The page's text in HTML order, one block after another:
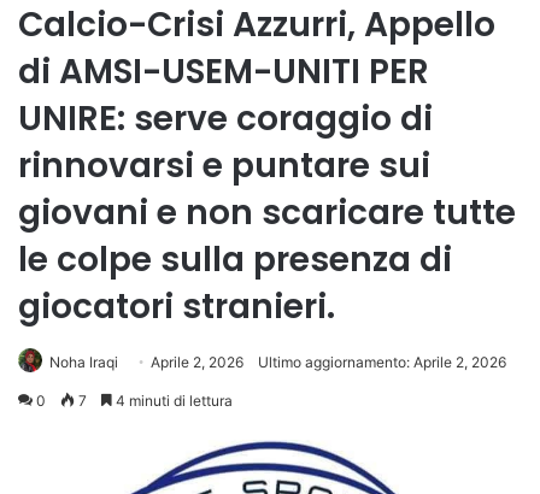
Calcio-Crisi Azzurri, Appello
di AMSI-USEM-UNITI PER
UNIRE: serve coraggio di
rinnovarsi e puntare sui
giovani e non scaricare tutte
le colpe sulla presenza di
giocatori stranieri.
Noha Iraqi Aprile 2, 2026 Ultimo aggiornamento: Aprile 2, 2026
0 7 4 minuti di lettura